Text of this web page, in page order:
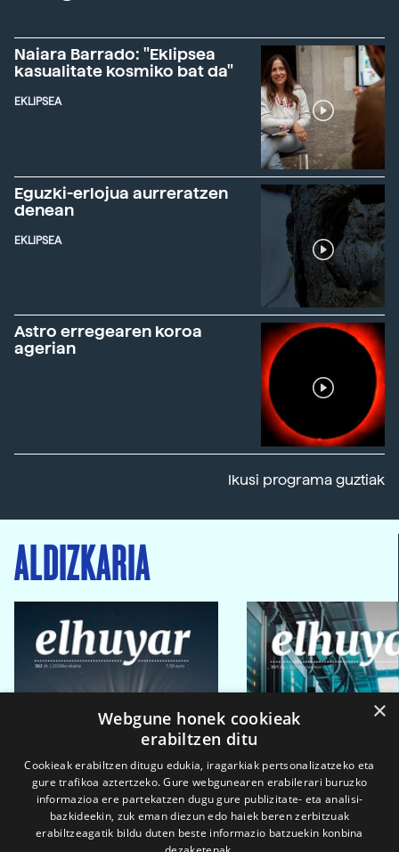
Naiara Barrado: "Eklipsea
kasualitate kosmiko bat da"
EKLIPSEA
Eguzki-erlojua aurreratzen
denean
EKLIPSEA
Astro erregearen koroa
agerian
Ikusi programa guztiak
ALDIZKARIA
×
Webgune honek cookieak
erabiltzen ditu
Cookieak erabiltzen ditugu edukia, iragarkiak pertsonalizatzeko eta
gure trafikoa aztertzeko. Gure webgunearen erabilerari buruzko
informazioa ere partekatzen dugu gure publizitate- eta analisi-
bazkideekin, zuk eman diezun edo haiek beren zerbitzuak
erabiltzeagatik bildu duten beste informazio batzuekin konbina